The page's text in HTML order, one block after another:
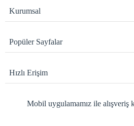
Kurumsal
Popüler Sayfalar
Hızlı Erişim
Mobil uygulamamız ile alışveriş